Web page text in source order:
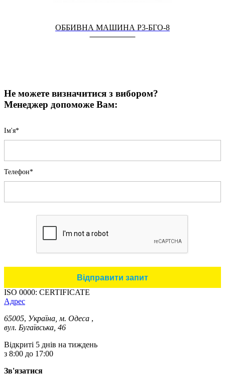
ОББИВНА МАШИНА Р3-БГО-8
Не можете визначитися з вибором?
Менеджер допоможе Вам:
Iм'я*
Телефон*
ISO 0000: CERTIFICATE
Адрес
65005, Україна, м. Одеса ,
вул. Бугаївська, 46
Відкриті 5 днів на тиждень
з 8:00 до 17:00
Зв'язатися